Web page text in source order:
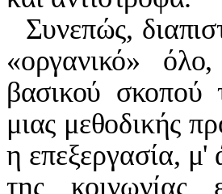
Συνεπώς,
«οργανικό»
βασικού σκοπού
μιας μεθοδικής
η επεξεργασία, μ'
της κοινωνίας